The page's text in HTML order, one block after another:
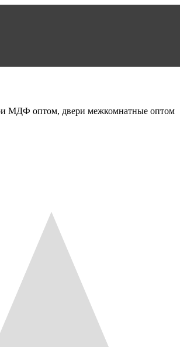
МДФ оптом, двери межкомнатные оптом